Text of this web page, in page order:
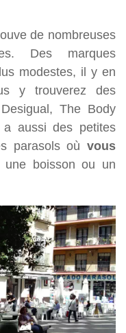
de nombreuses
Des marques
modestes, il y en
y trouverez des
The Body
aussi des petites
parasols où vous
une boisson ou un